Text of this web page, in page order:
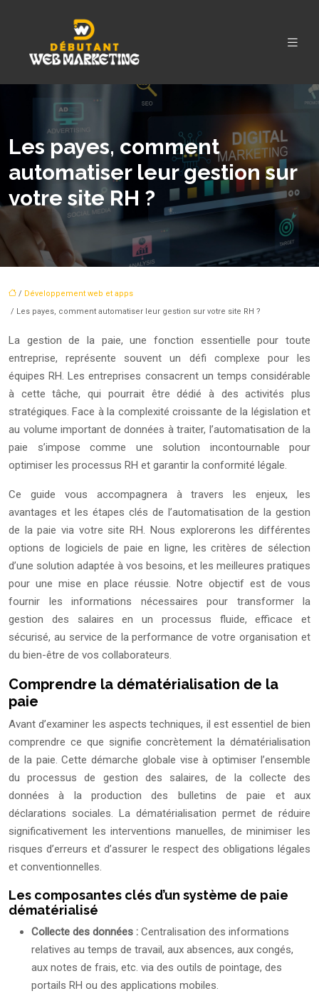
Les payes, comment
automatiser leur gestion sur
votre site RH ?
/ Développement web et apps
/ Les payes, comment automatiser leur gestion sur votre site RH ?
La gestion de la paie, une fonction essentielle pour toute
entreprise, représente souvent un défi complexe pour les
équipes RH. Les entreprises consacrent un temps considérable
à cette tâche, qui pourrait être dédié à des activités plus
stratégiques. Face à la complexité croissante de la législation et
au volume important de données à traiter, l’automatisation de la
paie s’impose comme une solution incontournable pour
optimiser les processus RH et garantir la conformité légale.
Ce guide vous accompagnera à travers les enjeux, les
avantages et les étapes clés de l’automatisation de la gestion
de la paie via votre site RH. Nous explorerons les différentes
options de logiciels de paie en ligne, les critères de sélection
d’une solution adaptée à vos besoins, et les meilleures pratiques
pour une mise en place réussie. Notre objectif est de vous
fournir les informations nécessaires pour transformer la
gestion des salaires en un processus fluide, efficace et
sécurisé, au service de la performance de votre organisation et
du bien-être de vos collaborateurs.
Comprendre la dématérialisation de la
paie
Avant d’examiner les aspects techniques, il est essentiel de bien
comprendre ce que signifie concrètement la dématérialisation
de la paie. Cette démarche globale vise à optimiser l’ensemble
du processus de gestion des salaires, de la collecte des
données à la production des bulletins de paie et aux
déclarations sociales. La dématérialisation permet de réduire
significativement les interventions manuelles, de minimiser les
risques d’erreurs et d’assurer le respect des obligations légales
et conventionnelles.
Les composantes clés d’un système de paie
dématérialisé
Collecte des données : Centralisation des informations
relatives au temps de travail, aux absences, aux congés,
aux notes de frais, etc. via des outils de pointage, des
portails RH ou des applications mobiles.